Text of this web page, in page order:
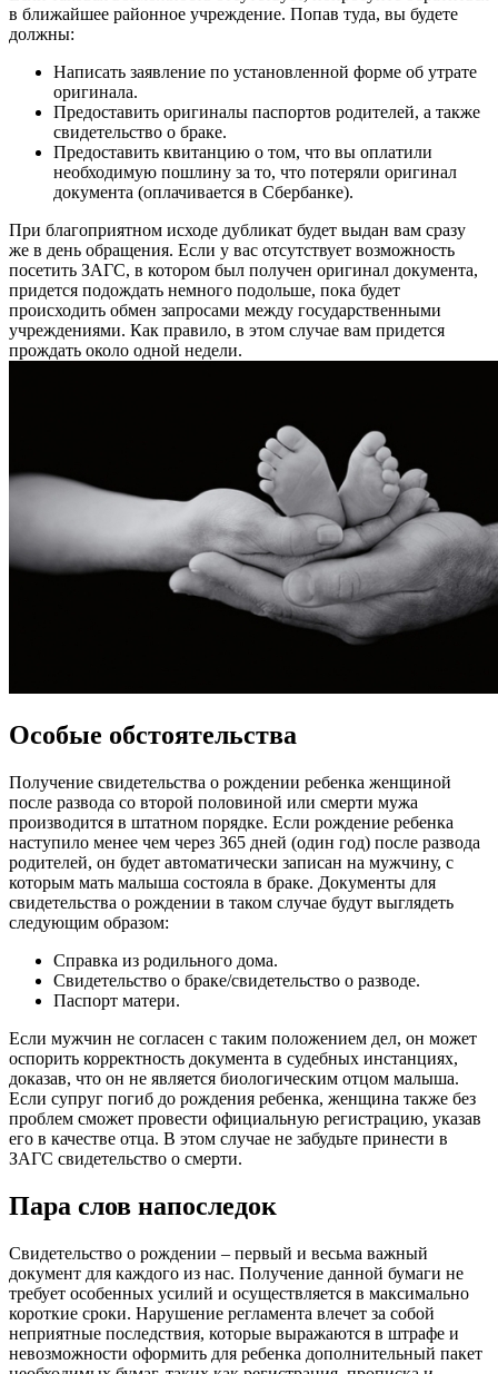
в ближайшее районное учреждение. Попав туда, вы будете
должны:
Написать заявление по установленной форме об утрате
оригинала.
Предоставить оригиналы паспортов родителей, а также
свидетельство о браке.
Предоставить квитанцию о том, что вы оплатили
необходимую пошлину за то, что потеряли оригинал
документа (оплачивается в Сбербанке).
При благоприятном исходе дубликат будет выдан вам сразу
же в день обращения. Если у вас отсутствует возможность
посетить ЗАГС, в котором был получен оригинал документа,
придется подождать немного подольше, пока будет
происходить обмен запросами между государственными
учреждениями. Как правило, в этом случае вам придется
прождать около одной недели.
Особые обстоятельства
Получение свидетельства о рождении ребенка женщиной
после развода со второй половиной или смерти мужа
производится в штатном порядке. Если рождение ребенка
наступило менее чем через 365 дней (один год) после развода
родителей, он будет автоматически записан на мужчину, с
которым мать малыша состояла в браке. Документы для
свидетельства о рождении в таком случае будут выглядеть
следующим образом:
Справка из родильного дома.
Свидетельство о браке/свидетельство о разводе.
Паспорт матери.
Если мужчин не согласен с таким положением дел, он может
оспорить корректность документа в судебных инстанциях,
доказав, что он не является биологическим отцом малыша.
Если супруг погиб до рождения ребенка, женщина также без
проблем сможет провести официальную регистрацию, указав
его в качестве отца. В этом случае не забудьте принести в
ЗАГС свидетельство о смерти.
Пара слов напоследок
Свидетельство о рождении – первый и весьма важный
документ для каждого из нас. Получение данной бумаги не
требует особенных усилий и осуществляется в максимально
короткие сроки. Нарушение регламента влечет за собой
неприятные последствия, которые выражаются в штрафе и
невозможности оформить для ребенка дополнительный пакет